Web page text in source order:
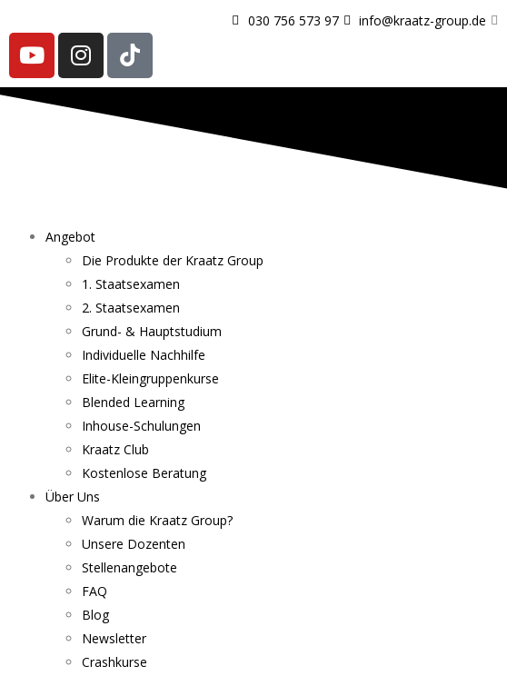
030 756 573 97 info@kraatz-group.de
Angebot
Die Produkte der Kraatz Group
1. Staatsexamen
2. Staatsexamen
Grund- & Hauptstudium
Individuelle Nachhilfe
Elite-Kleingruppenkurse
Blended Learning
Inhouse-Schulungen
Kraatz Club
Kostenlose Beratung
Über Uns
Warum die Kraatz Group?
Unsere Dozenten
Stellenangebote
FAQ
Blog
Newsletter
Crashkurse